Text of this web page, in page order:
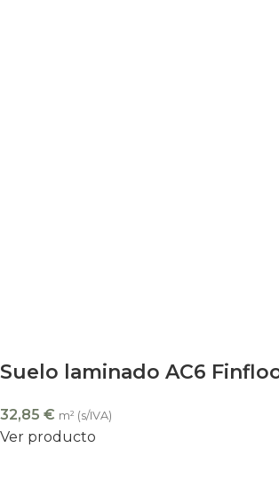
Suelo laminado AC6
32,85 € m² (s/IVA)
Ver producto